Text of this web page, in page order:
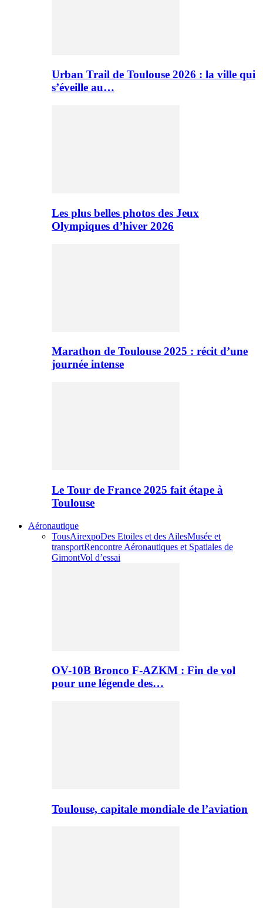
Urban Trail de Toulouse 2026 : la ville qui
s’éveille au…
Les plus belles photos des Jeux
Olympiques d’hiver 2026
Marathon de Toulouse 2025 : récit d’une
journée intense
Le Tour de France 2025 fait étape à
Toulouse
Aéronautique
TousAirexpoDes Etoiles et des AilesMusée et
transportRencontre Aéronautiques et Spatiales de
GimontVol d’essai
OV-10B Bronco F-AZKM : Fin de vol
pour une légende des…
Toulouse, capitale mondiale de l’aviation